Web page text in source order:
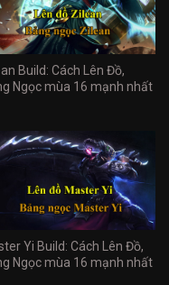
Build: Cách Lên Đồ,
Ngọc mùa 16 mạnh nhất
Yi Build: Cách Lên Đồ,
Ngọc mùa 16 mạnh nhất